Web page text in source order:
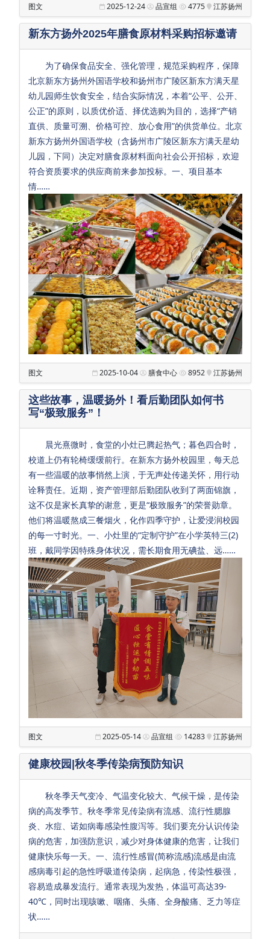
生
活
保
党
团
工
会
招
生
招
聘
校
友
汇
Sub Main
满
天
星
幼
儿
园
小
学
双
语
小
学
英
特
初
中
英
特
普
高
中
国际高中
图文 2025-12-24 品宣组 4775 江苏扬州
新东方扬外2025年膳食原材料采购招标邀请
为了确保食品安全、强化管理，规范采购程序，保障
北京新东方扬州外国语学校和扬州市广陵区新东方满天星
幼儿园师生饮食安全，结合实际情况，本着“公平、公开、
公正”的原则，以质优价适、择优选购为目的，选择“产销
直供、质量可溯、价格可控、放心食用”的供货单位。北京
新东方扬州外国语学校（含扬州市广陵区新东方满天星幼
儿园，下同）决定对膳食原材料面向社会公开招标，欢迎
符合资质要求的供应商前来参加投标。一、项目基本
情……
图文 2025-10-04 膳食中心 8952 江苏扬州
这些故事，温暖扬外！看后勤团队如何书
写“极致服务”！
晨光熹微时，食堂的小灶已腾起热气；暮色四合时，
校道上仍有轮椅缓缓前行。在新东方扬外校园里，每天总
有一些温暖的故事悄然上演，于无声处传递关怀，用行动
诠释责任。近期，资产管理部后勤团队收到了两面锦旗，
这不仅是家长真挚的谢意，更是“极致服务”的荣誉勋章。
他们将温暖熬成三餐烟火，化作四季守护，让爱浸润校园
的每一寸时光。一、小灶里的“定制守护”在小学英特三(2)
班，戴同学因特殊身体状况，需长期食用无碘盐、远……
图文 2025-05-14 品宣组 14283 江苏扬州
健康校园|秋冬季传染病预防知识
秋冬季天气变冷、气温变化较大、气候干燥，是传染
病的高发季节。秋冬季常见传染病有流感、流行性腮腺
炎、水痘、诺如病毒感染性腹泻等。我们要充分认识传染
病的危害，加强防意识，减少对身体健康的危害，让我们
健康快乐每一天。一、流行性感冒(简称流感)流感是由流
感病毒引起的急性呼吸道传染病，起病急，传染性极强，
容易造成暴发流行。通常表现为发热，体温可高达39-
40℃，同时出现咳嗽、咽痛、头痛、全身酸痛、乏力等症
状……